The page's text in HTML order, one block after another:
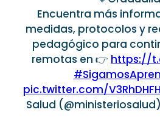
Encuentra más
medidas, protocolos y
pedagógico para
remotas en 👉 https://
pic.twitter.com/
Salud (@ministeriosalud)